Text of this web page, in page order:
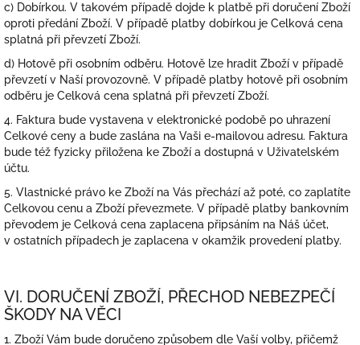
c) Dobírkou. V takovém případě dojde k platbě při doručení Zboží
oproti předání Zboží. V případě platby dobírkou je Celková cena
splatná při převzetí Zboží.
d) Hotově při osobním odběru. Hotově lze hradit Zboží v případě
převzetí v Naší provozovně. V případě platby hotově při osobním
odběru je Celková cena splatná při převzetí Zboží.
4. Faktura bude vystavena v elektronické podobě po uhrazení
Celkové ceny a bude zaslána na Vaši e-mailovou adresu. Faktura
bude též fyzicky přiložena ke Zboží a dostupná v Uživatelském
účtu.
5. Vlastnické právo ke Zboží na Vás přechází až poté, co zaplatíte
Celkovou cenu a Zboží převezmete. V případě platby bankovním
převodem je Celková cena zaplacena připsáním na Náš účet,
v ostatních případech je zaplacena v okamžik provedení platby.
VI. DORUČENÍ ZBOŽÍ, PŘECHOD NEBEZPEČÍ
ŠKODY NA VĚCI
1. Zboží Vám bude doručeno způsobem dle Vaší volby, přičemž